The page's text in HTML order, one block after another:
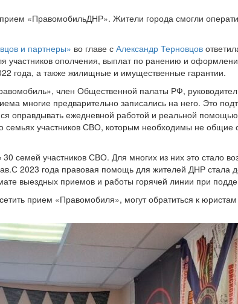
«ПравомобильДНР». Жители города смогли
и партнеры» во главе с Александр Терновцов
ополчения, выплат по ранению и
года, а также жилищные и имущественные гарантии.
член Общественной палаты РФ,
многие предварительно записались на него. Это
оправдывать ежедневной работой и реальной
семьях участников СВО, которым необходимы не
семей участников СВО. Для многих из них это стало
2023 года правовая помощь для жителей ДНР стала
выездных приемов и работы горячей линии при
прием «Правомобиля», могут обратиться к